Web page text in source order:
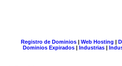
Registro de Dominios| Web Hosting |
Dominios Expirados | Industrias |